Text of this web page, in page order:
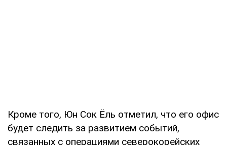
Кроме того, Юн Сок Ёль отметил, что его офис
будет следить за развитием событий,
связанных с операциями северокорейских